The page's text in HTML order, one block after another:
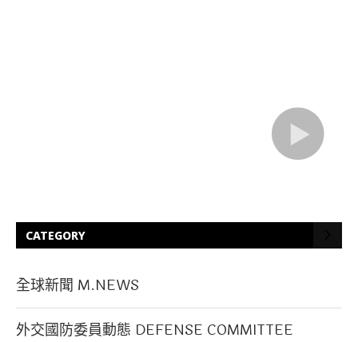
CATEGORY
全球新聞 M.NEWS
外交國防委員動態 DEFENSE COMMITTEE